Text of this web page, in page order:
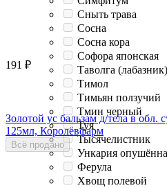
Сныть трава
Сосна
Сосна кора
Софора японская
Таволга (лабазник)
Тимол
Тимьян ползучий
Тмин черный
Туя
Тысячелистник
Ункария
Ферула
Хвощ полевой
191 ₽
Золотой ус бальзам д/тела в обл.
125мл, Королёвфарм
Всё продано